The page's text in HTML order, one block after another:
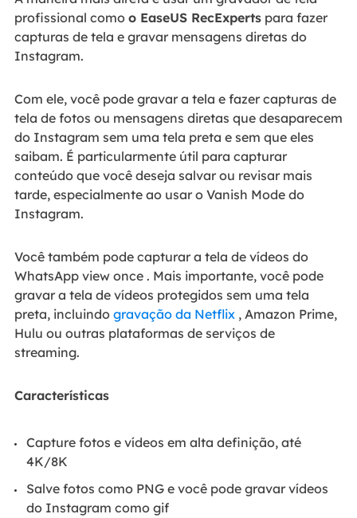
profissional como o EaseUS RecExpertspara fazer
capturas de tela e gravar mensagens diretas do
Instagram.
Com ele, você pode gravar a tela e fazer capturas de
tela de fotos ou mensagens diretas que desaparecem
do Instagram sem uma tela preta e sem que eles
saibam. É particularmente útil para capturar
conteúdo que você deseja salvar ou revisar mais
tarde, especialmente ao usar o Vanish Mode do
Instagram.
Você também pode capturar a tela de vídeos do
WhatsApp view once . Mais importante, você pode
gravar a tela de vídeos protegidos sem uma tela
preta, incluindo gravação da Netflix, Amazon Prime,
Hulu ou outras plataformas de serviços de
streaming.
Características
Capture fotos e vídeos em alta definição, até
4K/8K
Salve fotos como PNG e você pode gravar vídeos
do Instagram como gif